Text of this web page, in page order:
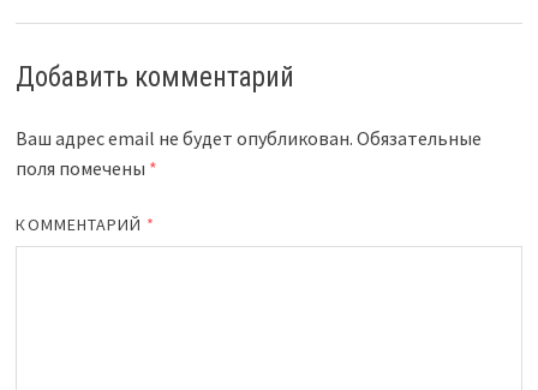
Добавить комментарий
Ваш адрес email не будет опубликован. Обязательные
поля помечены *
КОММЕНТАРИЙ *